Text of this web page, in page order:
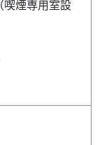
煙専用室設